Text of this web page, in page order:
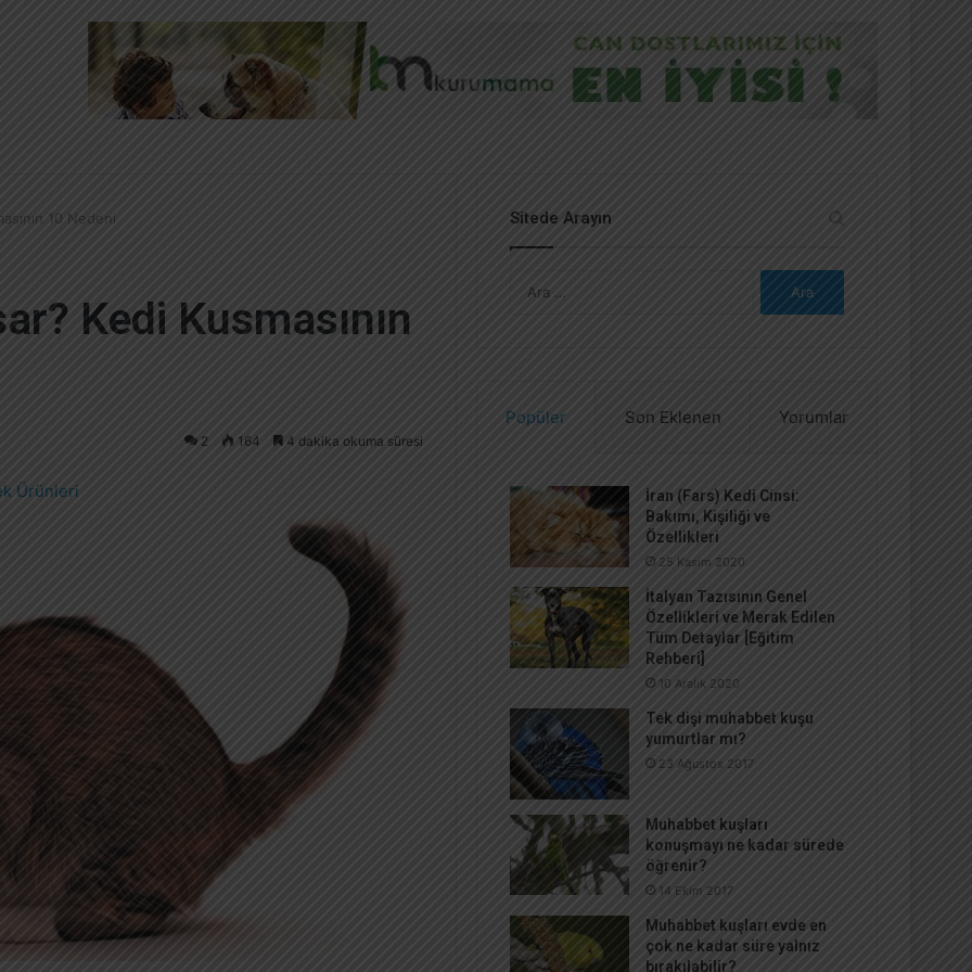
10 Nedeni
Kedi Kusmasının
2 164 4 dakika okuma süresi
Sitede Arayın
Popüler Son Eklenen Yorumlar
İran (Fars) Kedi Cinsi:
Bakımı, Kişiliği ve
Özellikleri
25 Kasım 2020
İtalyan Tazısının Genel
Özellikleri ve Merak Edilen
Tüm Detaylar [Eğitim
Rehberi]
10 Aralık 2020
Tek dişi muhabbet kuşu
yumurtlar mı?
23 Ağustos 2017
Muhabbet kuşları
konuşmayı ne kadar sürede
öğrenir?
14 Ekim 2017
Muhabbet kuşları evde en
çok ne kadar süre yalnız
bırakılabilir?